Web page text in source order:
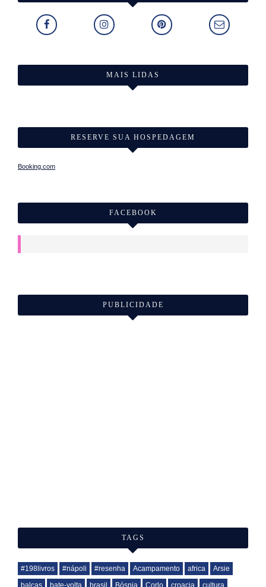
MAIS LIDAS
RESERVE SUA HOSPEDAGEM
Booking.com
FACEBOOK
PUBLICIDADE
TAGS
#198livros #nápoli #resenha Acampamento africa
Arsie
balcas
bate-volta brasil Bósnia Corlo croacia cultura